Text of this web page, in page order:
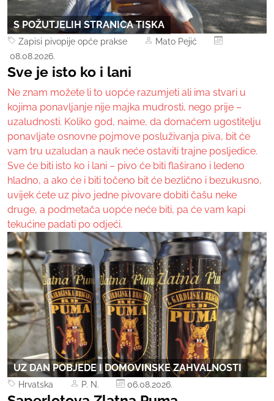
S POŽUTJELIH STRANICA TISKA
Zapisi pivopije opće prakse
Mato Pejić
08.08.2026.
Sve je isto ko i lani
Ne znam možete li to uopće razumjeti ali ima stvari u
kojima ponavljanje nije majka mudrosti, nego prije –
uzaludnosti. Koliko god, naime, da domaćem ugostitelju
ponavljate osnovne pojmove posluživanja piva, bit će
vam tru uzaludan a nauk neće ostaviti trajne posljedice.
Sve će biti isto ko i lani – pivo će biti flaširano i ledeno
hladno, a ako će i biti točeno bit će bezlično i bezukusno,
uvijek ćete uz pivo jedne pivovare dobiti čašu neke
druge, a podmetača uopće neće biti, pa će vam kapi
tekućine padati po odjeći.
UZ DAN POBJEDE I DOMOVINSKE ZAHVALNOSTI
Hrvatska P. N. 06.08.2026.